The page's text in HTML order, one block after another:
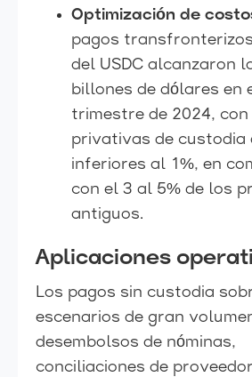
Optimización de
pagos
del USDC alcanzaron
billones de dólares en
trimestre de 2024,
privativas de custodia
inferiores al 1%, en
con el 3 al 5% de los
antiguos.
Aplicaciones
Los pagos sin custodia
escenarios de gran
desembolsos de nóminas,
conciliaciones de